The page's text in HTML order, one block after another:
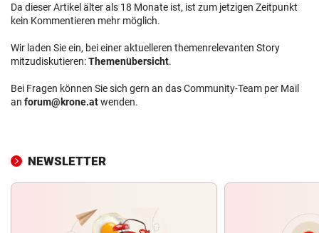
Da dieser Artikel älter als 18 Monate ist, ist zum jetzigen Zeitpunkt
kein Kommentieren mehr möglich.
Wir laden Sie ein, bei einer aktuelleren themenrelevanten Story
mitzudiskutieren:Themenübersicht.
Bei Fragen können Sie sich gern an das Community-Team per Mail
an forum@krone.atwenden.
NEWSLETTER